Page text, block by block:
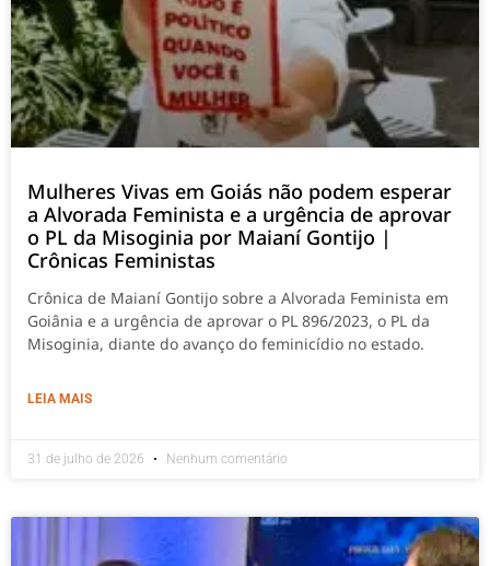
Mulheres Vivas em Goiás não podem esperar
a Alvorada Feminista e a urgência de aprovar
o PL da Misoginia por Maianí Gontijo |
Crônicas Feministas
Crônica de Maianí Gontijo sobre a Alvorada Feminista em
Goiânia e a urgência de aprovar o PL 896/2023, o PL da
Misoginia, diante do avanço do feminicídio no estado.
LEIA MAIS
31 de julho de 2026 Nenhum comentário